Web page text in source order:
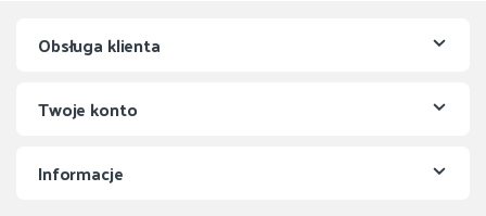
Obsługa klienta
Twoje konto
Informacje